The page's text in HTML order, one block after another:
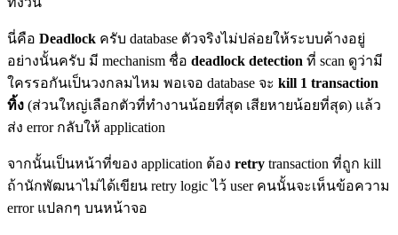
นี่คือ Deadlock ครับ database ตัวจริงไม่ปล่อยให้ระบบค้างอยู่
อย่างนั้นครับ มี mechanism ชื่อ deadlock detection ที่ scan ดูว่ามี
ใครรอกันเป็นวงกลมไหม พอเจอ database จะ kill 1 transaction
ทิ้ง (ส่วนใหญ่เลือกตัวที่ทำงานน้อยที่สุด เสียหายน้อยที่สุด) แล้ว
ส่ง error กลับให้ application
จากนั้นเป็นหน้าที่ของ application ต้อง retry transaction ที่ถูก kill
ถ้านักพัฒนาไม่ได้เขียน retry logic ไว้ user คนนั้นจะเห็นข้อความ
error แปลกๆ บนหน้าจอ